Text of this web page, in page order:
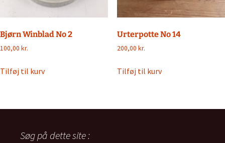
Bjørn Winblad No 2
100,00 kr.
Tilføj til kurv
Urterpotte No 14
200,00 kr.
Tilføj til kurv
Søg på dette site :